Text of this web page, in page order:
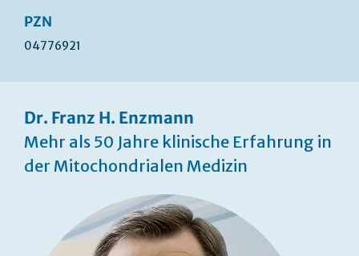
PZN
04776921
Dr. Franz H. Enzmann
Mehr als 50 Jahre klinische Erfahrung in
der Mitochondrialen Medizin